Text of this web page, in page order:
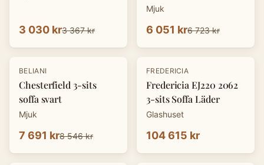
3 030 kr3 367 kr
Mjuk
6 051 kr6 723 kr
-10 %
BELIANI
Chesterfield 3-sits
soffa svart
Mjuk
7 691 kr8 546 kr
FREDERICIA
Fredericia EJ220 2062
3-sits Soffa Läder
Glashuset
104 615 kr